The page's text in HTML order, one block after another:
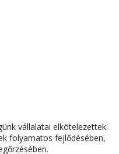
vállalatai elkötelezettek
folyamatos fejlődésében,